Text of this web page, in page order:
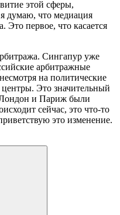
этой сферы,
думаю, что медиация
Это первое, что касается
Сингапур уже
арбитражные
на политические
центры. Это значительный
Лондон и Париж были
сейчас, это что-то
это изменение.